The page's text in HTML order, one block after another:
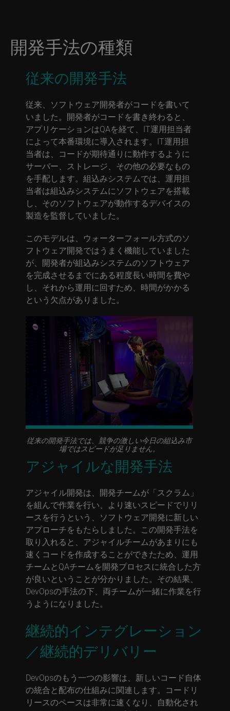
開発手法の種類
従来の開発手法
従来、ソフトウェア開発者がコードを書いて
いました。開発者がコードを書き終わると、
アプリケーションはQAを経て、IT運用担当者
によって本番環境に導入されます。IT運用担
当者は、コードが期待通りに動作するように
サーバー、ストレージ、その他の必要なもの
を手配します。組込みシステムでは、運用担
当者は組込みシステムにソフトウェアを搭載
し、そのソフトウェアが動作するデバイスの
製造を監督していました。
このモデルは、ウォーターフォール方式のソ
フトウェア開発ではうまく機能していました
が、開発者が組込みシステムのソフトウェア
を完成させるまでにある程度長い時間を費や
し、それから運用に回すため、時間がかかる
という欠点がありました。
従来の開発手法では、競争の激しい今日の組込み市
場ではスピードが足りません。
アジャイルな開発手法
アジャイル開発は、開発チームが「スクラム」
を組んで作業を行い、より速いスピードでリリ
ースを行うという、ソフトウェア開発に新しい
アプローチをもたらしました。この開発手法を
取り入れると、アジャイルチームがあまりにも
速くコードを作成することができたため、運用
チームとQAチームを開発プロセスに統合した方
が良いということが分かりました。その結果、
DevOpsの手法の下、両チームが一緒に作業を行
うようになりました。
継続的インテグレーション
／継続的デリバリー
DevOpsのもう一つの影響は、新しいコード自体
の統合と配布の仕組みに関連します。コードリ
リースのペースは非常に速くなり、自動化され